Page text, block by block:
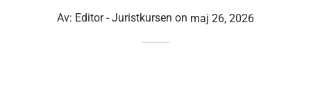
Av: Editor - Juristkursen on maj 26, 2026